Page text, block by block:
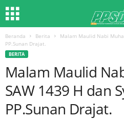
Beranda Berita
Malam Maulid Nabi
PP.Sunan Drajat.
BERITA
Malam Maulid
SAW 1439 H dan
PP.Sunan Drajat.